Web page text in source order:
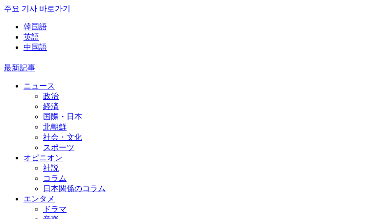
주요 기사 바로가기
韓国語
英語
中国語
最新記事
ニュース
政治
経済
国際・日本
北朝鮮
社会・文化
スポーツ
オピニオン
社説
コラム
日本関係のコラム
エンタメ
ドラマ